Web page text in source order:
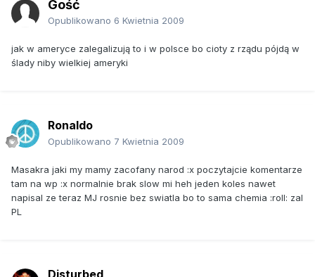
Gość
Opublikowano 6 Kwietnia 2009
jak w ameryce zalegalizują to i w polsce bo cioty z rządu pójdą w
ślady niby wielkiej ameryki
Ronaldo
Opublikowano 7 Kwietnia 2009
Masakra jaki my mamy zacofany narod :x poczytajcie komentarze
tam na wp :x normalnie brak slow mi heh jeden koles nawet
napisal ze teraz MJ rosnie bez swiatla bo to sama chemia :roll: zal
PL
Disturbed